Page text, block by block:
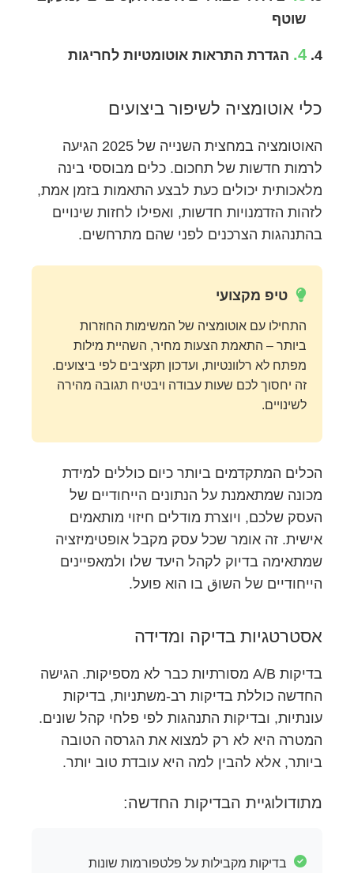
שוטף
4. הגדרת התראות אוטומטיות לחריגות
כלי אוטומציה לשיפור ביצועים
האוטומציה במחצית השנייה של 2025 הגיעה
לרמות חדשות של תחכום. כלים מבוססי בינה
מלאכותית יכולים כעת לבצע התאמות בזמן אמת,
לזהות הזדמנויות חדשות, ואפילו לחזות שינויים
בהתנהגות הצרכנים לפני שהם מתרחשים.
טיפ מקצועי
התחילו עם אוטומציה של המשימות החוזרות
ביותר – התאמת הצעות מחיר, השהיית מילות
מפתח לא רלוונטיות, ועדכון תקציבים לפי ביצועים.
זה יחסוך לכם שעות עבודה ויבטיח תגובה מהירה
לשינויים.
הכלים המתקדמים ביותר כיום כוללים למידת
מכונה שמתאמנת על הנתונים הייחודיים של
העסק שלכם, ויוצרת מודלים חיזוי מותאמים
אישית. זה אומר שכל עסק מקבל אופטימיזציה
שמתאימה בדיוק לקהל היעד שלו ולמאפיינים
הייחודיים של השוق בו הוא פועל.
אסטרטגיות בדיקה ומדידה
בדיקות A/B מסורתיות כבר לא מספיקות. הגישה
החדשה כוללת בדיקות רב-משתניות, בדיקות
עונתיות, ובדיקות התנהגות לפי פלחי קהל שונים.
המטרה היא לא רק למצוא את הגרסה הטובה
ביותר, אלא להבין למה היא עובדת טוב יותר.
מתודולוגיית הבדיקות החדשה:
בדיקות מקבילות על פלטפורמות שונות